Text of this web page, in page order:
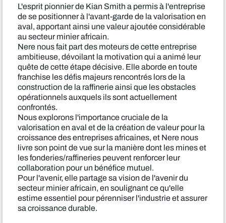
L'esprit pionnier de Kian Smith a permis à l'entreprise
de se positionner à l'avant-garde de la valorisation en
aval, apportant ainsi une valeur ajoutée considérable
au secteur minier africain.
Nere nous fait part des moteurs de cette entreprise
ambitieuse, dévoilant la motivation qui a animé leur
quête de cette étape décisive. Elle aborde en toute
franchise les défis majeurs rencontrés lors de la
construction de la raffinerie ainsi que les obstacles
opérationnels auxquels ils sont actuellement
confrontés.
Nous explorons l'importance cruciale de la
valorisation en aval et de la création de valeur pour la
croissance des entreprises africaines, et Nere nous
livre son point de vue sur la manière dont les mines et
les fonderies/raffineries peuvent renforcer leur
collaboration pour un bénéfice mutuel.
Pour l'avenir, elle partage sa vision de l'avenir du
secteur minier africain, en soulignant ce qu'elle
estime essentiel pour pérenniser l'industrie et assurer
sa croissance durable.